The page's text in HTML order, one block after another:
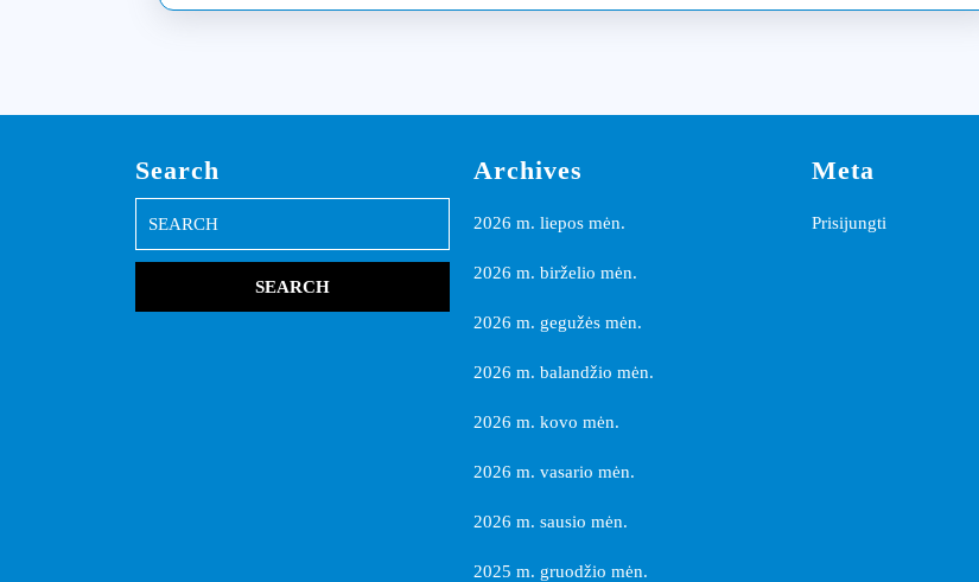
Lietuvoje
Search
for:
Archives
2026 m. liepos mėn.
2026 m. birželio mėn.
2026 m. gegužės mėn.
2026 m. balandžio mėn.
2026 m. kovo mėn.
2026 m. vasario mėn.
2026 m. sausio mėn.
2025 m. gruodžio mėn.
Meta
Prisijungti